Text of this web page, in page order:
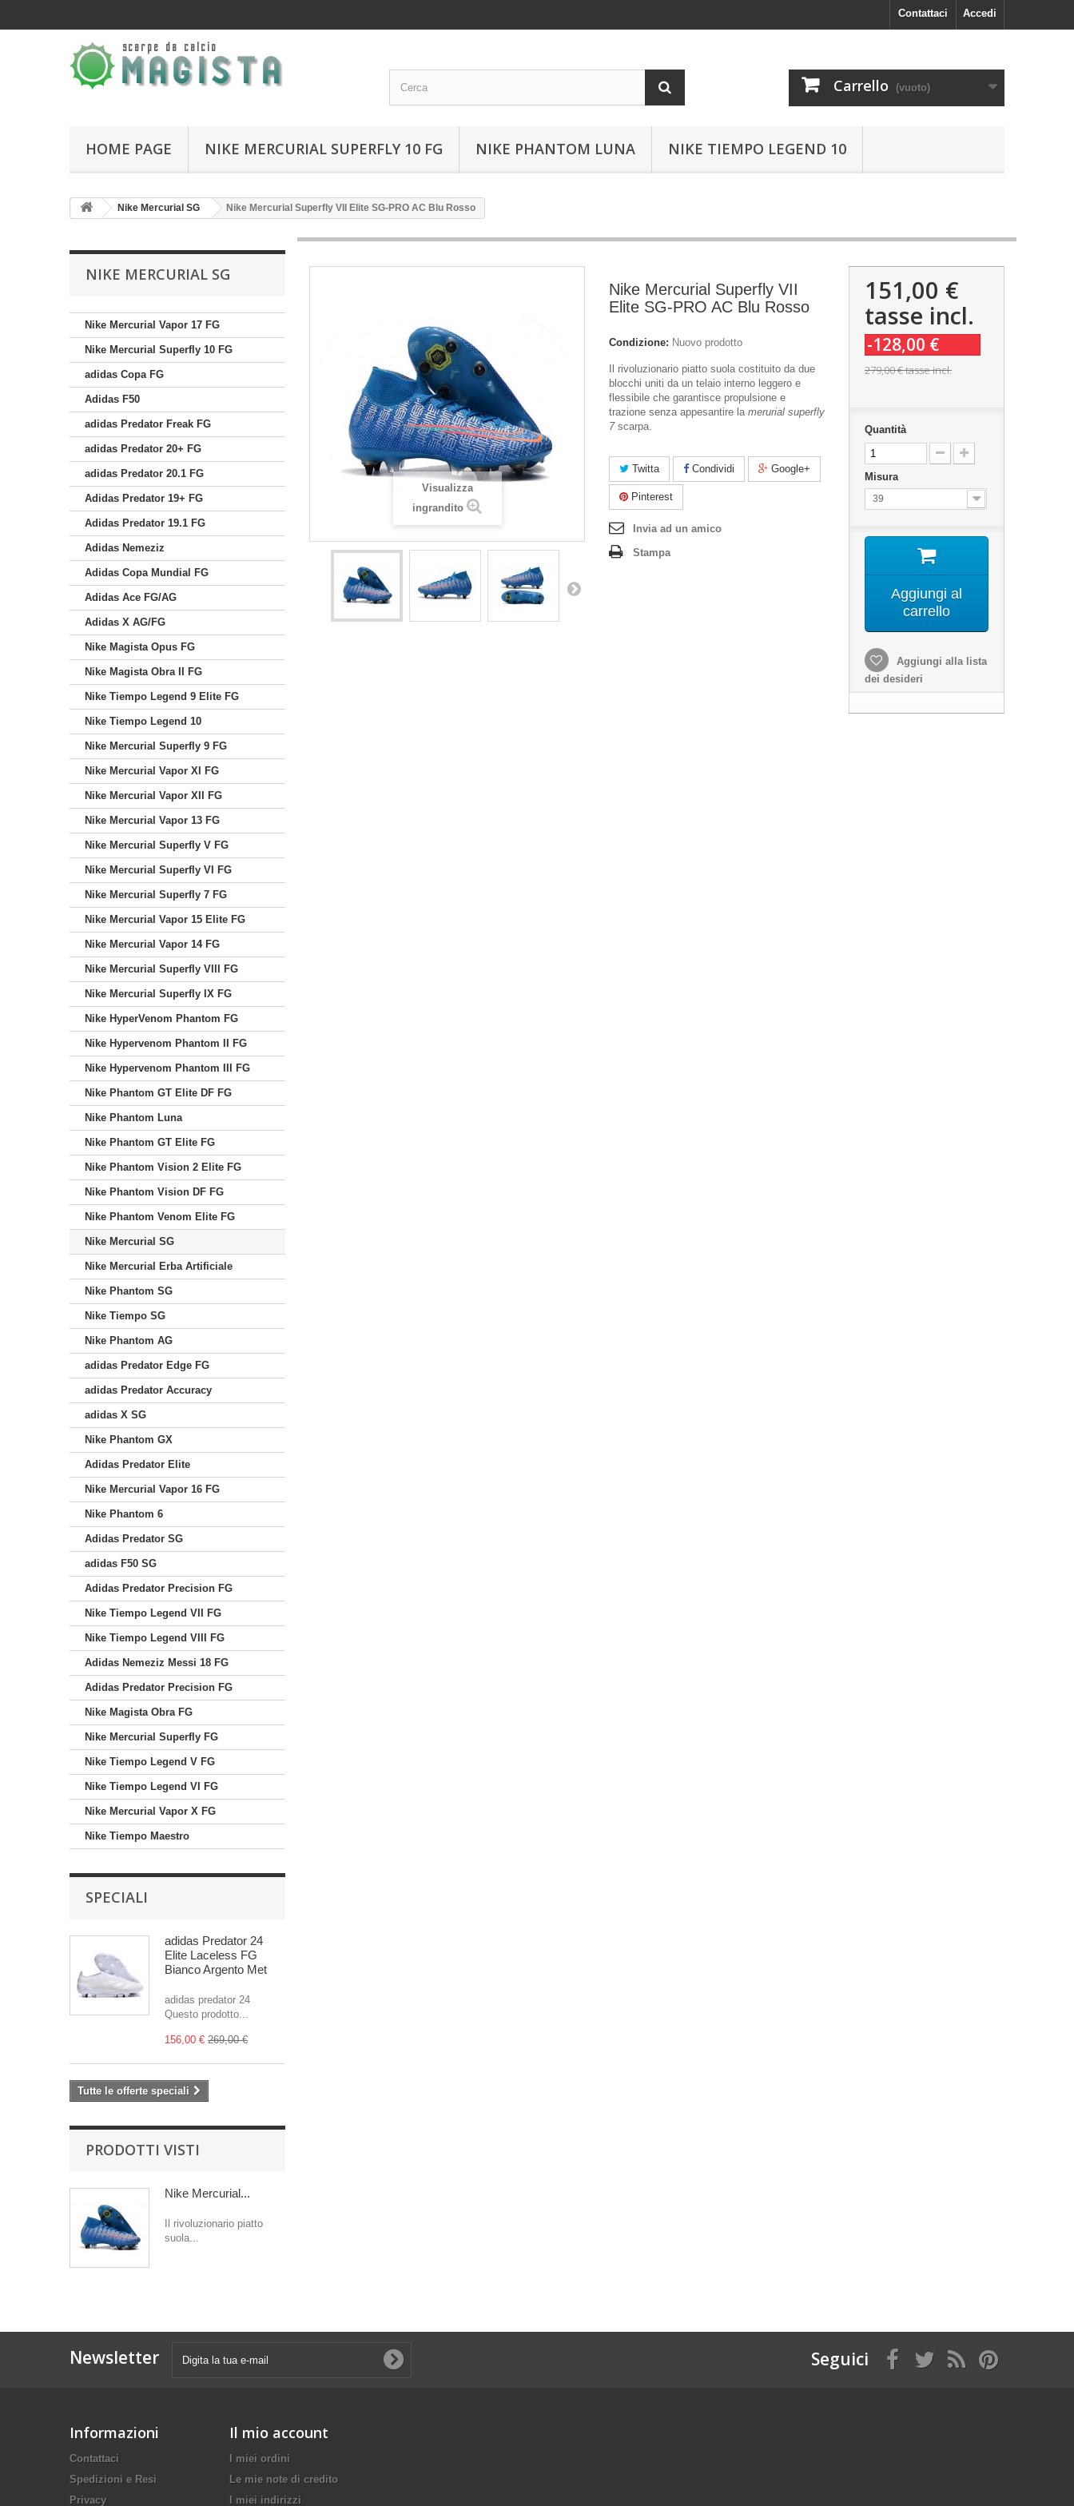
Accedi
Contattaci
Carrello (vuoto)
HOME PAGE NIKE MERCURIAL SUPERFLY 10 FG NIKE PHANTOM LUNA NIKE TIEMPO LEGEND 10
Nike Mercurial SG Nike Mercurial Superfly VII Elite SG-PRO AC Blu Rosso
NIKE MERCURIAL SG
Nike Mercurial Vapor 17 FG
Nike Mercurial Superfly 10 FG
adidas Copa FG
Adidas F50
adidas Predator Freak FG
adidas Predator 20+ FG
adidas Predator 20.1 FG
Adidas Predator 19+ FG
Adidas Predator 19.1 FG
Adidas Nemeziz
Adidas Copa Mundial FG
Adidas Ace FG/AG
Adidas X AG/FG
Nike Magista Opus FG
Nike Magista Obra II FG
Nike Tiempo Legend 9 Elite FG
Nike Tiempo Legend 10
Nike Mercurial Superfly 9 FG
Nike Mercurial Vapor XI FG
Nike Mercurial Vapor XII FG
Nike Mercurial Vapor 13 FG
Nike Mercurial Superfly V FG
Nike Mercurial Superfly VI FG
Nike Mercurial Superfly 7 FG
Nike Mercurial Vapor 15 Elite FG
Nike Mercurial Vapor 14 FG
Nike Mercurial Superfly VIII FG
Nike Mercurial Superfly IX FG
Nike HyperVenom Phantom FG
Nike Hypervenom Phantom II FG
Nike Hypervenom Phantom III FG
Nike Phantom GT Elite DF FG
Nike Phantom Luna
Nike Phantom GT Elite FG
Nike Phantom Vision 2 Elite FG
Nike Phantom Vision DF FG
Nike Phantom Venom Elite FG
Nike Mercurial SG
Nike Mercurial Erba Artificiale
Nike Phantom SG
Nike Tiempo SG
Nike Phantom AG
adidas Predator Edge FG
adidas Predator Accuracy
adidas X SG
Nike Phantom GX
Adidas Predator Elite
Nike Mercurial Vapor 16 FG
Nike Phantom 6
Adidas Predator SG
adidas F50 SG
Adidas Predator Precision FG
Nike Tiempo Legend VII FG
Nike Tiempo Legend VIII FG
Adidas Nemeziz Messi 18 FG
Adidas Predator Precision FG
Nike Magista Obra FG
Nike Mercurial Superfly FG
Nike Tiempo Legend V FG
Nike Tiempo Legend VI FG
Nike Mercurial Vapor X FG
Nike Tiempo Maestro
SPECIALI
adidas Predator 24
Elite Laceless FG
Bianco Argento Met
adidas predator 24
Questo prodotto...
156,00 € 269,00 €
Tutte le offerte speciali
PRODOTTI VISTI
Nike Mercurial...
Il rivoluzionario piatto
suola...
Visualizza
ingrandito
Nike Mercurial Superfly VII
Elite SG-PRO AC Blu Rosso
Condizione: Nuovo prodotto
Il rivoluzionario piatto suola costituito da due
blocchi uniti da un telaio interno leggero e
flessibile che garantisce propulsione e
trazione senza appesantire la merurial superfly
7scarpa.
Twitta Condividi Google+
Pinterest
Invia ad un amico
Stampa
151,00 €
tasse incl.
-128,00 €
279,00 €tasse incl.
Quantità
Misura
39
Aggiungi al
carrello
Aggiungi alla lista
dei desideri
Newsletter Seguici
Informazioni
Contattaci
Spedizioni e Resi
Privacy
Il mio account
I miei ordini
Le mie note di credito
I miei indirizzi